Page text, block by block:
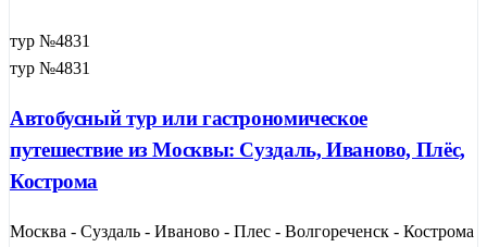
тур №4831
тур №4831
Автобусный тур или гастрономическое
путешествие из Москвы: Суздаль, Иваново, Плёс,
Кострома
Москва - Суздаль - Иваново - Плес - Волгореченск - Кострома